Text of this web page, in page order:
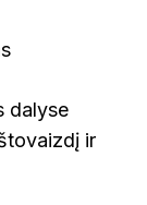
dalyse
ir